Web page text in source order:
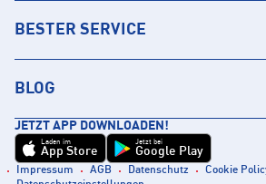
BESTER SERVICE
BLOG
JETZT APP DOWNLOADEN!
Laden im
App Store
Jetzt bei
Google Play
Impressum AGB Datenschutz
Cookie